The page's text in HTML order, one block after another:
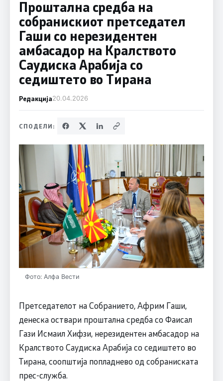
Проштална средба на
собранискиот претседател
Гаши со нерезидентен
амбасадор на Кралството
Саудиска Арабија со
седиштето во Тирана
Редакција20.04.2026
СПОДЕЛИ:
Фото: Алфа Вести
Претседателот на Собранието, Африм Гаши,
денеска оствари проштална средба со Фаисал
Гази Исмаил Хифзи, нерезидентен амбасадор на
Кралството Саудиска Арабија со седиштето во
Тирана, соопштија попладнево од собраниската
прес-служба.